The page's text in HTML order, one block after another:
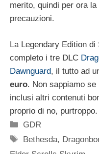
merito, quindi per ora
precauzioni.
La Legendary Edition
completo i tre DLC
Dawnguard, il tutto ad
euro. Non sappiamo
inclusi altri contenuti
proprio di no, purtroppo.
Categorie
GDR
Tag
Bethesda,